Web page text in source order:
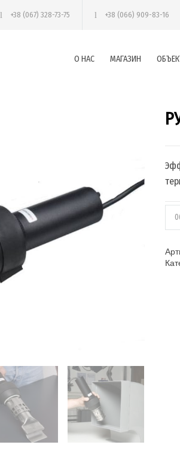
+38 (067) 328-73-75 +38 (066) 909-83-16
О НАС МАГАЗИН